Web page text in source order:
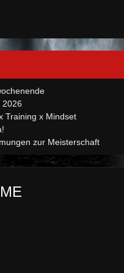
2026
Training x Mindset
zur Meisterschaft